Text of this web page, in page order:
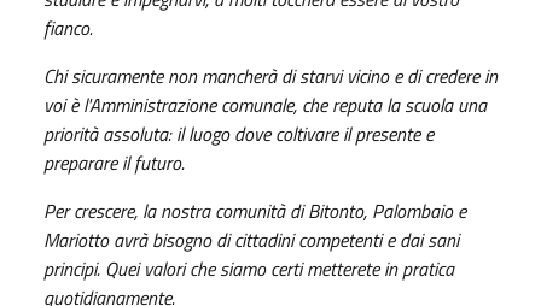
fianco.
Chi sicuramente non mancherà di starvi vicino e di credere in
voi è l'Amministrazione comunale, che reputa la scuola una
priorità assoluta: il luogo dove coltivare il presente e
preparare il futuro.
Per crescere, la nostra comunità di Bitonto, Palombaio e
Mariotto avrà bisogno di cittadini competenti e dai sani
principi. Quei valori che siamo certi metterete in pratica
quotidianamente.